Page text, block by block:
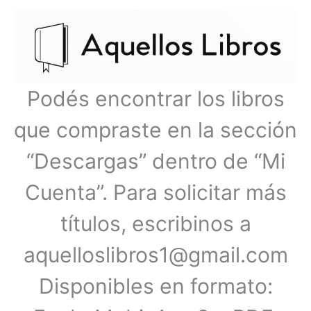
Podés encontrar los libros
que compraste en la sección
“Descargas” dentro de “Mi
Cuenta”. Para solicitar más
títulos, escribinos a
aquelloslibros1@gmail.com
Disponibles en formato:
principal